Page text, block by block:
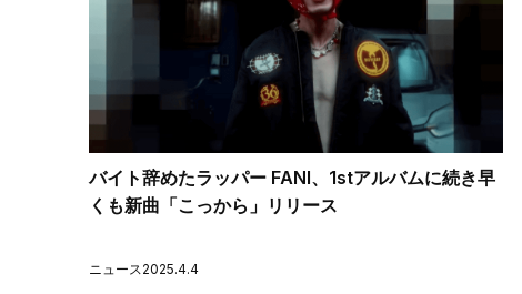
バイト辞めたラッパー FANI、1stアルバムに続き早
くも新曲「こっから」リリース
ニュース2025.4.4